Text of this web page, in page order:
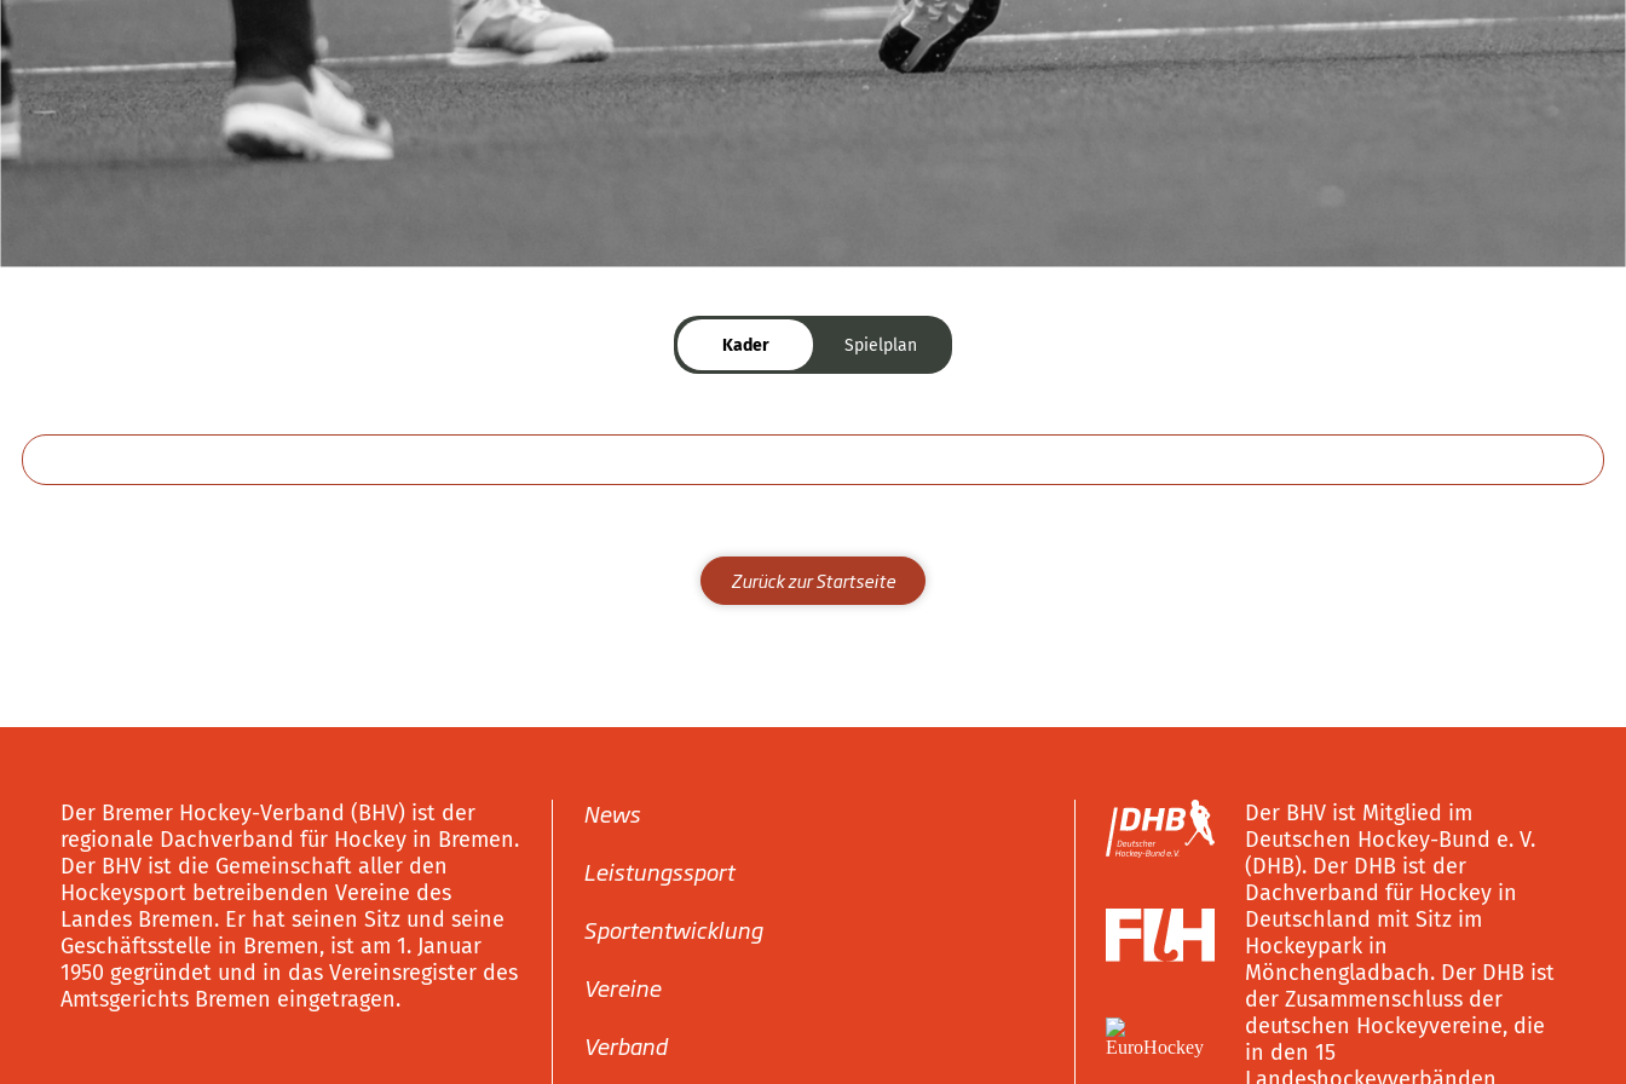
Kader Spielplan
Zurück zur Startseite
Der Bremer Hockey-Verband (BHV) ist der
regionale Dachverband für Hockey in Bremen.
Der BHV ist die Gemeinschaft aller den
Hockeysport betreibenden Vereine des
Landes Bremen. Er hat seinen Sitz und seine
Geschäftsstelle in Bremen, ist am 1. Januar
1950 gegründet und in das Vereinsregister des
Amtsgerichts Bremen eingetragen.
News
Leistungssport
Sportentwicklung
Vereine
Verband
Der BHV ist Mitglied im
Deutschen Hockey-Bund e. V.
(DHB). Der DHB ist der
Dachverband für Hockey in
Deutschland mit Sitz im
Hockeypark in
Mönchengladbach. Der DHB ist
der Zusammenschluss der
deutschen Hockeyvereine, die
in den 15